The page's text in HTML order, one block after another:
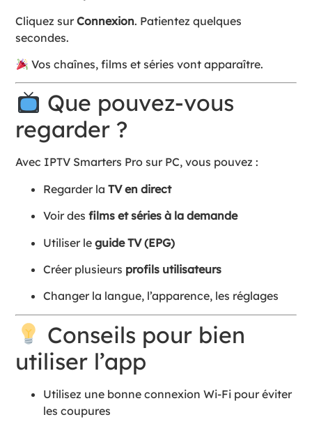
Cliquez surConnexion. Patientez quelques
secondes.
Vos chaînes, films et séries vont apparaître.
Que pouvez-vous
regarder ?
Avec IPTV Smarters Pro sur PC, vous pouvez :
Regarder laTV en direct
Voir desfilms et séries à la demande
Utiliser leguide TV (EPG)
Créer plusieurs profils utilisateurs
Changer la langue, l’apparence, les réglages
Conseils pour bien
utiliser l’app
Utilisez une bonne connexion Wi-Fi pour éviter
les coupures